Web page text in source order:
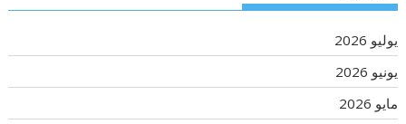
يوليو 2026
يونيو 2026
مايو 2026